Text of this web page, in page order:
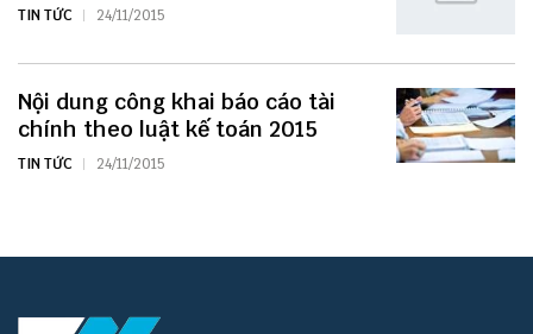
TIN TỨC 24/11/2015
Nội dung công khai báo cáo tài
chính theo luật kế toán 2015
TIN TỨC 24/11/2015